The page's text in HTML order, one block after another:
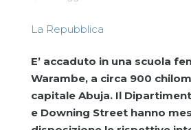
La Repubblica
E’ accaduto in una scuola
Warambe, a circa 900
capitale Abuja. Il
e Downing Street hanno